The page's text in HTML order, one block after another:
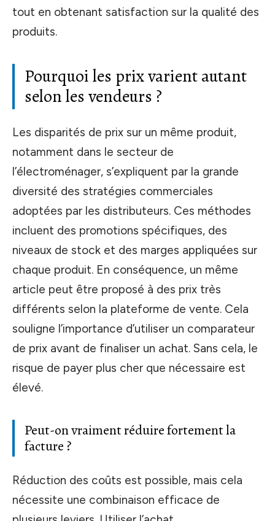
tout en obtenant satisfaction sur la qualité des
produits.
Pourquoi les prix varient autant
selon les vendeurs ?
Les disparités de prix sur un même produit,
notamment dans le secteur de
l’électroménager, s’expliquent par la grande
diversité des stratégies commerciales
adoptées par les distributeurs. Ces méthodes
incluent des promotions spécifiques, des
niveaux de stock et des marges appliquées sur
chaque produit. En conséquence, un même
article peut être proposé à des prix très
différents selon la plateforme de vente. Cela
souligne l’importance d’utiliser un comparateur
de prix avant de finaliser un achat. Sans cela, le
risque de payer plus cher que nécessaire est
élevé.
Peut-on vraiment réduire fortement la
facture ?
Réduction des coûts est possible, mais cela
nécessite une combinaison efficace de